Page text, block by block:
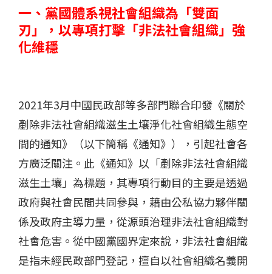
一、黨國體系視社會組織為「雙面
刃」，以專項打擊「非法社會組織」強
化維穩
2021年3月中國民政部等多部門聯合印發《關於
剷除非法社會組織滋生土壤淨化社會組織生態空
間的通知》（以下簡稱《通知》），引起社會各
方廣泛關注。此《通知》以「剷除非法社會組織
滋生土壤」為標題，其專項行動目的主要是透過
政府與社會民間共同參與，藉由公私協力夥伴關
係及政府主導力量，從源頭治理非法社會組織對
社會危害。從中國黨國界定來說，非法社會組織
是指未經民政部門登記，擅自以社會組織名義開